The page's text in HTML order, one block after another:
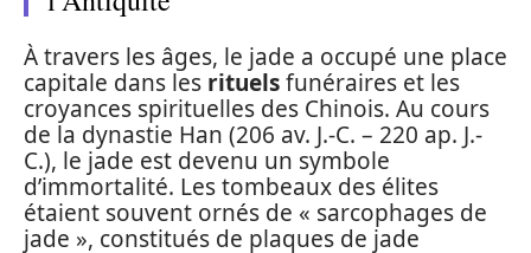
À travers les âges, le jade a occupé une place
capitale dans les rituelsfunéraires et les
croyances spirituelles des Chinois. Au cours
de la dynastie Han (206 av. J.-C. – 220 ap. J.-
C.), le jade est devenu un symbole
d’immortalité. Les tombeaux des élites
étaient souvent ornés de « sarcophages de
jade », constitués de plaques de jade